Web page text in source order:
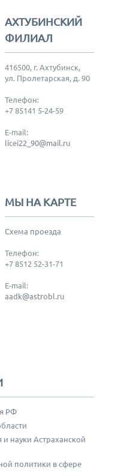
АХТУБИНСКИЙ
ФИЛИАЛ
416500, г. Ахтубинск,
ул. Пролетарская, д. 90
Телефон:
+7 85141 5-24-59
E-mail:
licei22_90@mail.ru
МЫ НА КАРТЕ
Схема проезда
Телефон:
+7 8512 52-31-71
E-mail:
aadk@astrobl.ru
РФ
науки Астраханской
политики в сфере